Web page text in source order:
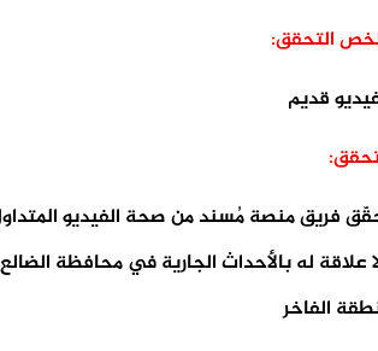
التحقق:
قديم
فريق منصة مُسند من صحة الفيديو
الفاخر